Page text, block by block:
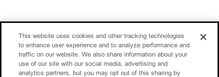
This website uses cookies and other tracking technologies
to enhance user experience and to analyze performance and
traffic on our website. We also share information about your
use of our site with our social media, advertising and
analytics partners, but you may opt out of this sharing by